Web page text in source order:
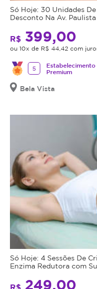
Só Hoje: 30 Unidades
Desconto Na Av. Paulista
R$ 399,00
ou 10x de R$ 44,42 com
5
Estabelecimento
Premium
Bela Vista
Só Hoje: 4 Sessões De
Enzima Redutora com
R$ 249,00